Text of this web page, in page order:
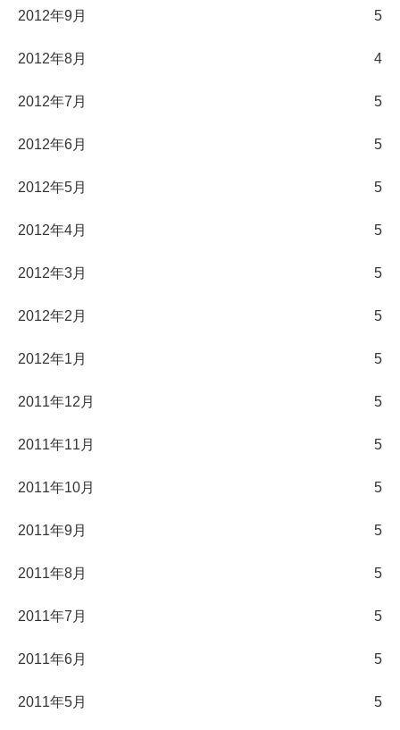
2012年9月 5
2012年8月 4
2012年7月 5
2012年6月 5
2012年5月 5
2012年4月 5
2012年3月 5
2012年2月 5
2012年1月 5
2011年12月 5
2011年11月 5
2011年10月 5
2011年9月 5
2011年8月 5
2011年7月 5
2011年6月 5
2011年5月 5